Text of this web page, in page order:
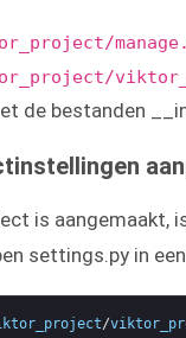
de bestanden
is aangemaakt,
settings.py in
/